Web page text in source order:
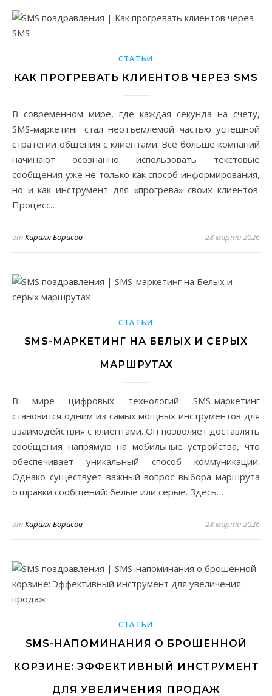
СТАТЬИ
КАК ПРОГРЕВАТЬ КЛИЕНТОВ ЧЕРЕЗ SMS
В современном мире, где каждая секунда на счету,
SMS-маркетинг стал неотъемлемой частью успешной
стратегии общения с клиентами. Все больше компаний
начинают осознанно использовать текстовые
сообщения уже не только как способ информирования,
но и как инструмент для «прогрева» своих клиентов.
Процесс…
отКирилл Борисов 28 марта 2026
СТАТЬИ
SMS-МАРКЕТИНГ НА БЕЛЫХ И СЕРЫХ
МАРШРУТАХ
В мире цифровых технологий SMS-маркетинг
становится одним из самых мощных инструментов для
взаимодействия с клиентами. Он позволяет доставлять
сообщения напрямую на мобильные устройства, что
обеспечивает уникальный способ коммуникации.
Однако существует важный вопрос выбора маршрута
отправки сообщений: белые или серые. Здесь…
отКирилл Борисов 28 марта 2026
СТАТЬИ
SMS-НАПОМИНАНИЯ О БРОШЕННОЙ
КОРЗИНЕ: ЭФФЕКТИВНЫЙ ИНСТРУМЕНТ
ДЛЯ УВЕЛИЧЕНИЯ ПРОДАЖ